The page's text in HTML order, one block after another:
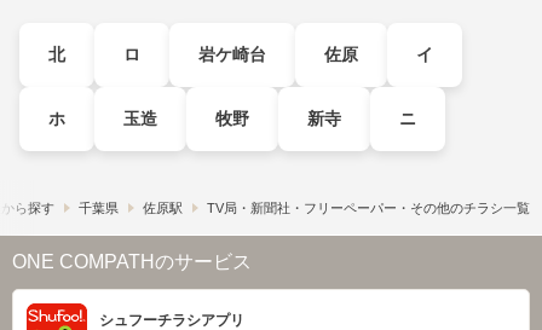
北 ロ 岩ケ崎台 佐原 イ
ホ 玉造 牧野 新寺 ニ
ら探す 千葉県 佐原駅 TV局・新聞社・フリーペーパー・その他のチラシ一覧
ONE COMPATHのサービス
シュフーチラシアプリ